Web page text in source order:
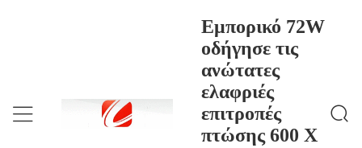
Εμπορικό 72W
οδήγησε τις
ανώτατες
ελαφριές
επιτροπές
πτώσης 600 X
Εμπορικό 72W Οδήγησε Τις Ανώτατες Ελαφριές Επι
Τροπές Πτώσης 600 X 1200 Χιλ. Για Την Κουζίνα 4
Εμπορικό 72W οδήγησε τις ανώτατες
ελαφριές επιτροπές πτώσης 600 X 1200